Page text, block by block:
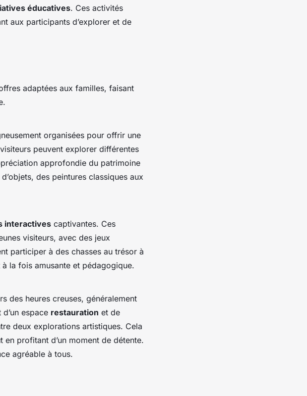
éducatives. Ces activités
aux participants d’explorer et de
adaptées aux familles, faisant
organisées pour offrir une
peuvent explorer différentes
approfondie du patrimoine
des peintures classiques aux
interactives captivantes. Ces
visiteurs, avec des jeux
participer à des chasses au trésor à
la fois amusante et pédagogique.
des heures creuses, généralement
espace restauration et de
deux explorations artistiques. Cela
profitant d’un moment de détente.
agréable à tous.